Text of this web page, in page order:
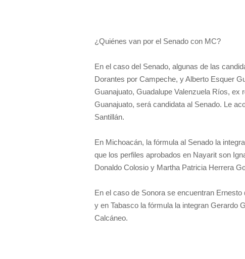
¿Quiénes van por el Senado con MC?
En el caso del Senado, algunas de las
Dorantes por Campeche, y Alberto Esquer
Guanajuato, Guadalupe Valenzuela Ríos, ex
Guanajuato, será candidata al Senado. Le
Santillán.
En Michoacán, la fórmula al Senado la
que los perfiles aprobados en Nayarit son
Donaldo Colosio y Martha Patricia Herrera
En el caso de Sonora se encuentran
y en Tabasco la fórmula la integran Gerardo
Calcáneo.